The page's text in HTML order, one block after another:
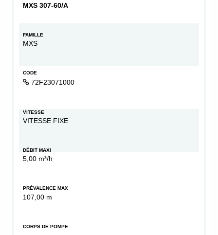
MXS 307-60/A
FAMILLE
MXS
CODE
72F23071000
VITESSE
VITESSE FIXE
DÉBIT MAXI
5,00 m³/h
PRÉVALENCE MAX
107,00 m
CORPS DE POMPE